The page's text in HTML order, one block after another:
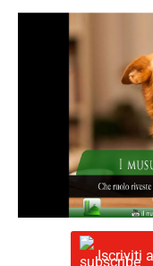
Iscriviti